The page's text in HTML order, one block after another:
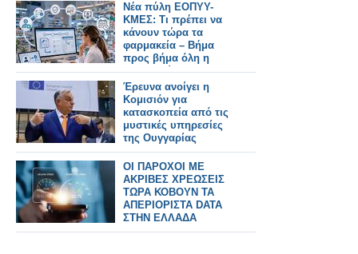
Νέα πύλη ΕΟΠΥΥ-
ΚΜΕΣ: Τι πρέπει να
κάνουν τώρα τα
φαρμακεία – Βήμα
προς βήμα όλη η
διαδικασία
Έρευνα ανοίγει η
Κομισιόν για
κατασκοπεία από τις
μυστικές υπηρεσίες
της Ουγγαρίας
ΟΙ ΠΑΡΟΧΟΙ ΜΕ
ΑΚΡΙΒΕΣ ΧΡΕΩΣΕΙΣ
ΤΩΡΑ ΚΟΒΟΥΝ ΤΑ
ΑΠΕΡΙΟΡΙΣΤΑ DATA
ΣΤΗΝ ΕΛΛΑΔΑ